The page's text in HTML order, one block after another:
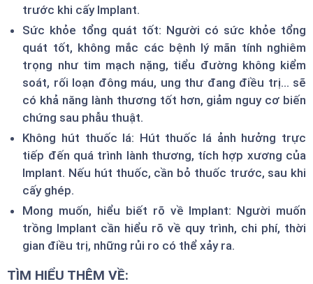
trước khi cấy Implant.
Sức khỏe tổng quát tốt: Người có sức khỏe tổng
quát tốt, không mắc các bệnh lý mãn tính nghiêm
trọng như tim mạch nặng, tiểu đường không kiểm
soát, rối loạn đông máu, ung thư đang điều trị... sẽ
có khả năng lành thương tốt hơn, giảm nguy cơ biến
chứng sau phẫu thuật.
Không hút thuốc lá: Hút thuốc lá ảnh hưởng trực
tiếp đến quá trình lành thương, tích hợp xương của
Implant. Nếu hút thuốc, cần bỏ thuốc trước, sau khi
cấy ghép.
Mong muốn, hiểu biết rõ về Implant: Người muốn
trồng Implant cần hiểu rõ về quy trình, chi phí, thời
gian điều trị, những rủi ro có thể xảy ra.
TÌM HIỂU THÊM VỀ: